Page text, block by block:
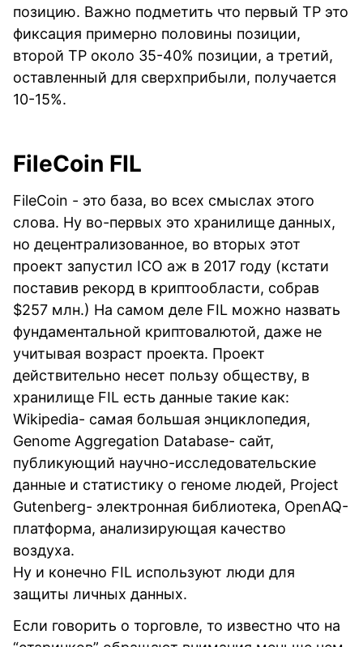
позицию. Важно подметить что первый TP это
фиксация примерно половины позиции,
второй TP около 35-40% позиции, а третий,
оставленный для сверхприбыли, получается
10-15%.
FileCoin FIL
FileCoin - это база, во всех смыслах этого
слова. Ну во-первых это хранилище данных,
но децентрализованное, во вторых этот
проект запустил ICO аж в 2017 году (кстати
поставив рекорд в криптообласти, собрав
$257 млн.) На самом деле FIL можно назвать
фундаментальной криптовалютой, даже не
учитывая возраст проекта. Проект
действительно несет пользу обществу, в
хранилище FIL есть данные такие как:
Wikipedia- самая большая энциклопедия,
Genome Aggregation Database- сайт,
публикующий научно-исследовательские
данные и статистику о геноме людей, Project
Gutenberg- электронная библиотека, OpenAQ-
платформа, анализирующая качество
воздуха.
Ну и конечно FIL используют люди для
защиты личных данных.
Если говорить о торговле, то известно что на